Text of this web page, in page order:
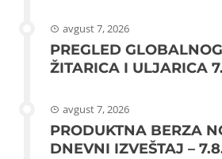
avgust 7, 2026
PREGLED
ŽITARICA I ULJARICA
avgust 7, 2026
PRODUKTNA BERZA
DNEVNI IZVEŠTAJ –